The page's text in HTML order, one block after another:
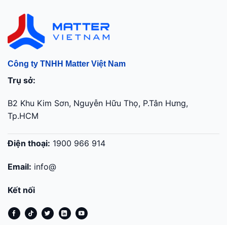
Công ty TNHH Matter Việt Nam
Trụ sở:
B2 Khu Kim Sơn, Nguyễn Hữu Thọ, P.Tân Hưng,
Tp.HCM
Điện thoại: 1900 966 914
Email: info@
Kết nối